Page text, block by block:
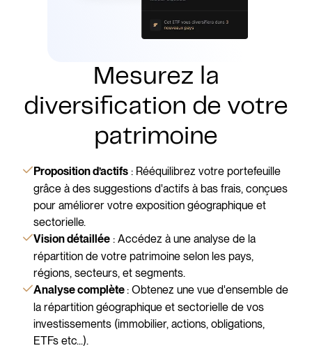
Mesurez la
diversification de votre
patrimoine
Analyse complète: Obtenez une vue d'ensemble de
la répartition géographique et sectorielle de vos
investissements (immobilier, actions, obligations,
ETFs etc...).
Vision détaillée : Accédez à une analyse de la
répartition de votre patrimoine selon les pays,
régions, secteurs, et segments.
Proposition d’actifs : Rééquilibrez votre portefeuille
grâce à des suggestions d'actifs à bas frais, conçues
pour améliorer votre exposition géographique et
sectorielle.